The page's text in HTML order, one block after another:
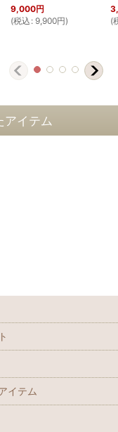
9,000円
(税込 : 9,900円)
(
アイテム
イテム